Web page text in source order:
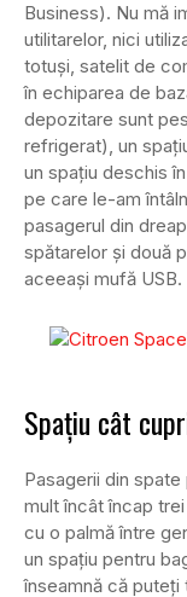
Business). Nu mă
utilitarelor, nici
totuși, satelit de
în echiparea de
depozitare sunt
refrigerat), un
un spațiu deschis
pe care le-am
pasagerul din
spătarelor și două
aceeași mufă USB.
Spațiu cât
Pasagerii din
mult încât încap
cu o palmă între
un spațiu pentru
înseamnă că